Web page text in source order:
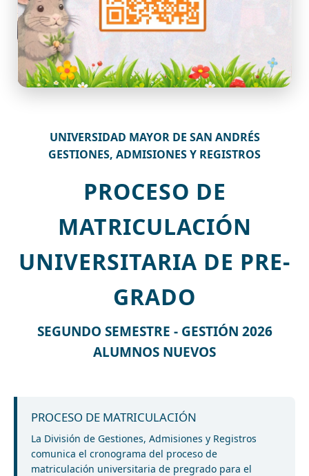
UNIVERSIDAD MAYOR DE SAN ANDRÉS
GESTIONES, ADMISIONES Y REGISTROS
PROCESO DE
MATRICULACIÓN
UNIVERSITARIA DE PRE-
GRADO
SEGUNDO SEMESTRE - GESTIÓN 2026
ALUMNOS NUEVOS
PROCESO DE MATRICULACIÓN
La División de Gestiones, Admisiones y Registros
comunica el cronograma del proceso de
matriculación universitaria de pregrado para el